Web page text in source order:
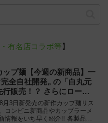
有名店コラボ等 】
ップ麺【今週の新商品】一
完全自社開発„ の「白丸元
行販売！？ さらにローソ
辛チャレンジなどど注目の
とめ！
月3日新発売の新作カップ麺リス
コンビニ新商品やカップラーメ
情報をいち早く紹介!! 各製品の